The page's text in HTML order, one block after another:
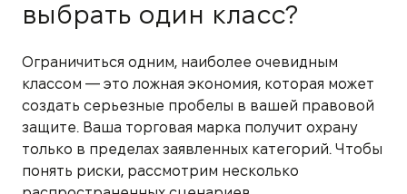
выбрать один класс?
Ограничиться одним, наиболее очевидным
классом — это ложная экономия, которая может
создать серьезные пробелы в вашей правовой
защите. Ваша торговая марка получит охрану
только в пределах заявленных категорий. Чтобы
понять риски, рассмотрим несколько